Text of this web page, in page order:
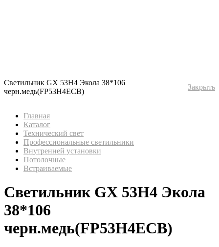
Светильник GX 53H4 Экола 38*106
черн.медь(FP53H4ECB)
Закрыть
Главная
Каталог
Технический свет
Профессиональные светильники
Внутренней установки
Потолочные
Встраиваемые
Светильник GX 53H4 Экола
38*106
черн.медь(FP53H4ECB)